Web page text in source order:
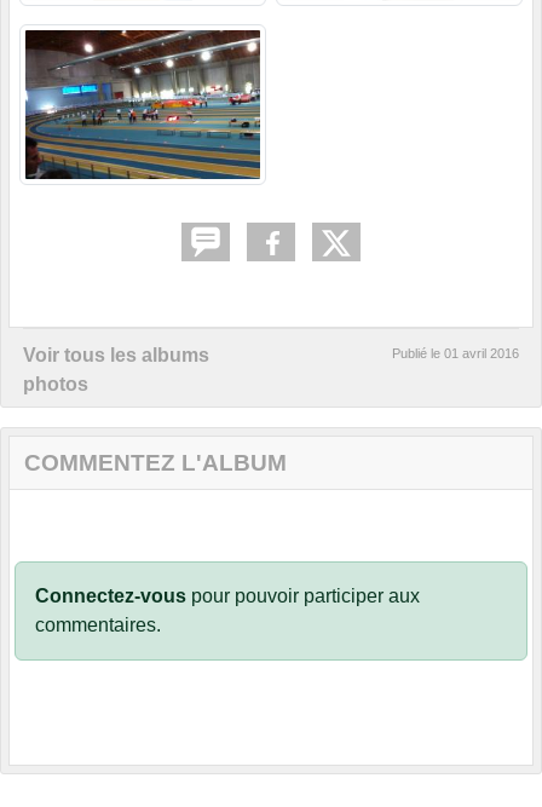
Voir tous les albums
photos
Publié le 01 avril 2016
COMMENTEZ L'ALBUM
Connectez-vous pour pouvoir participer aux
commentaires.